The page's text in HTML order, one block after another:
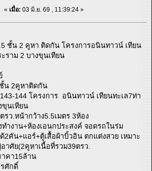
« เมื่อ: 03 มิ.ย. 69 , 11:39:24 »
ชั้น 2 คูหา ติดกัน โครงการอนินทาวน์ เทียน
ราม 2 บางขุนเทียน
น 2คูหาติดกัน
144 โครงการ อนินทาวน์ เทียนทะเล7ท่า
ขุนเทียน
รว.หน้ากว้าง5.5เมตร 3ห้อง
ำงาน+ห้องเอนกประสงค์ จอดรถในร่ม
2คัน+แอร์+ตู้เสื้อผ้าบิ้วอิน ตกแต่งสวย เหมาะ
ศัย(2คูหาเนื้อที่รวม39ตรว.
าคา15ล้าน
รศักดิ์